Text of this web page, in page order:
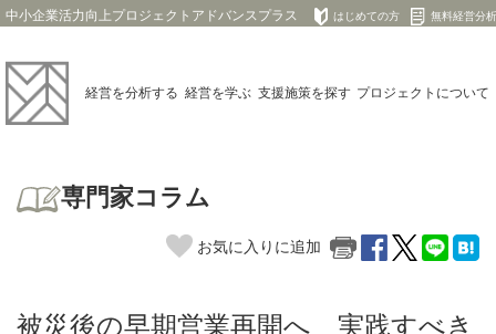
中小企業活力向上プロジェクトアドバンスプラス はじめての方 無料経営分析
経営を分析する 経営を学ぶ 支援施策を探す プロジェクト について
専門家コラム
お気に入りに追加
被災後の早期営業再開へ 実践すべき